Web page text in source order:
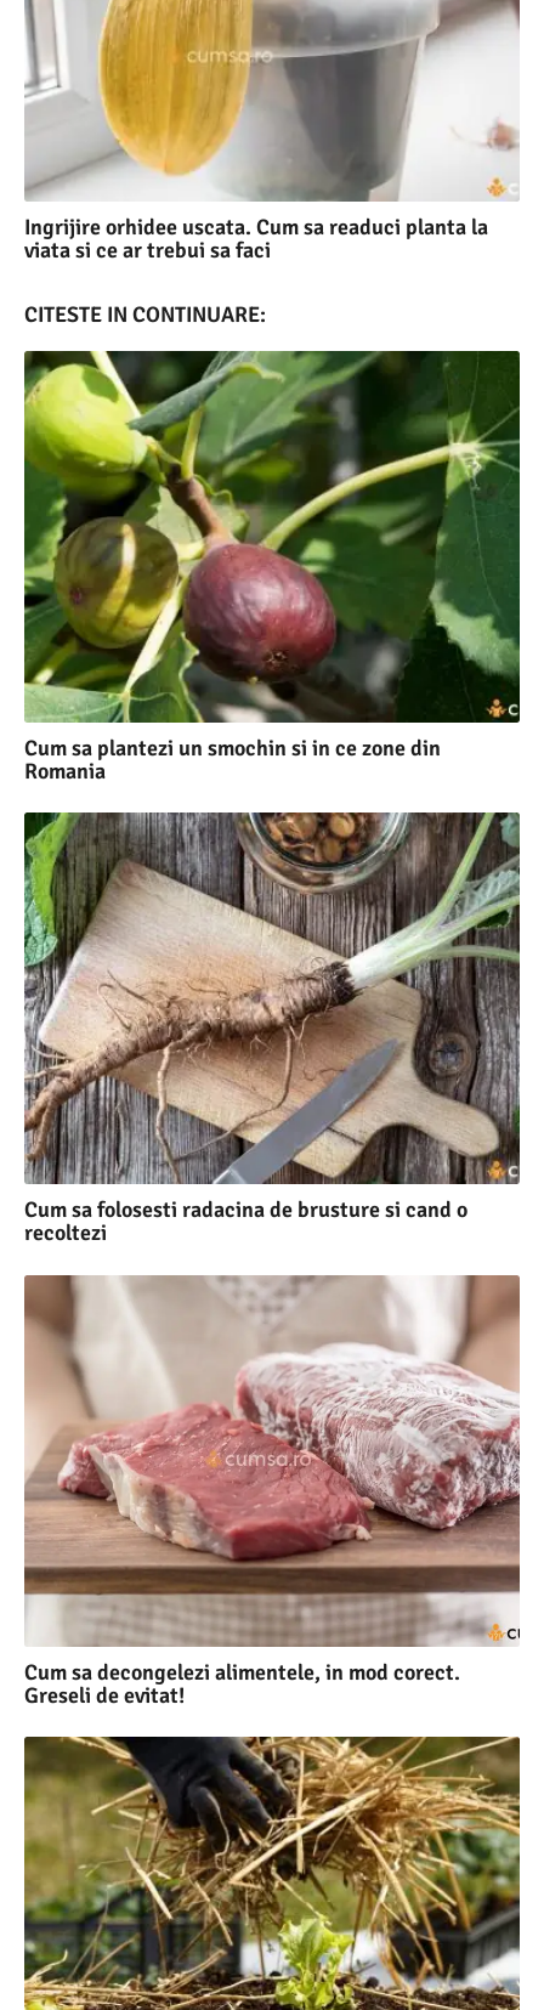
Ingrijire orhidee uscata. Cum sa readuci planta la
viata si ce ar trebui sa faci
CITESTE IN CONTINUARE:
Cum sa plantezi un smochin si in ce zone din
Romania
Cum sa folosesti radacina de brusture si cand o
recoltezi
Cum sa decongelezi alimentele, in mod corect.
Greseli de evitat!